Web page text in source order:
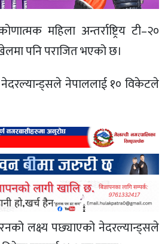
महिला अन्तर्राष्ट्रिय टी–२०
पनि पराजित भएको छ।
नेपाललाई १० विकेटले
लक्ष्य पछ्याएको नेदरल्यान्ड्सले